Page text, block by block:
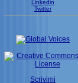
Linkedin
Twitter
Scrivimi